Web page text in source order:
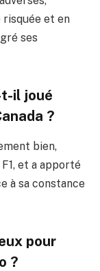
et en
ses
t-il joué
?
bien,
et a apporté
à sa constance
pour
?